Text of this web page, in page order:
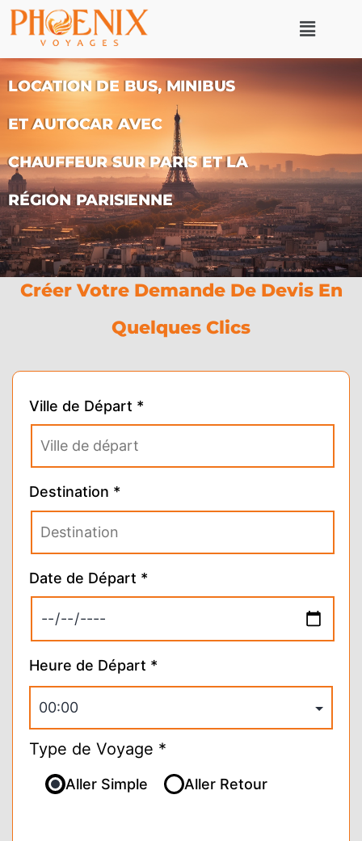
LOCATION DE BUS, MINIBUS
ET AUTOCAR AVEC
CHAUFFEUR SUR PARIS ET LA
RÉGION PARISIENNE
Créer Votre Demande De Devis En
Quelques Clics
Ville de Départ *
Destination *
Date de Départ *
Heure de Départ *
Type de Voyage *
Aller Simple Aller Retour